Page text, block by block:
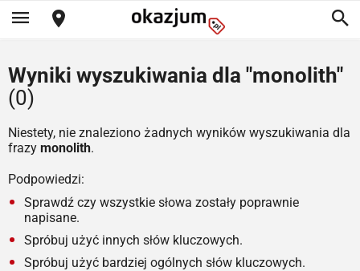
Wyniki wyszukiwania dla "monolith"
(0)
Niestety, nie znaleziono żadnych wyników wyszukiwania dla
frazy monolith.
Podpowiedzi:
Sprawdź czy wszystkie słowa zostały poprawnie
napisane.
Spróbuj użyć innych słów kluczowych.
Spróbuj użyć bardziej ogólnych słów kluczowych.